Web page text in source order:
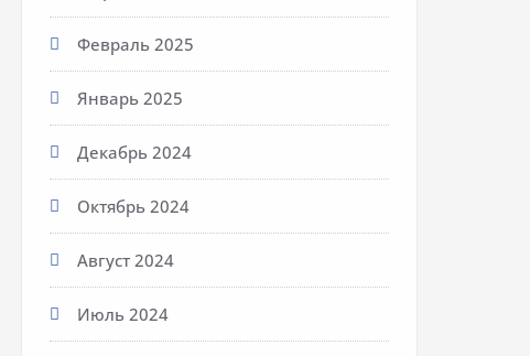
Февраль 2025
Январь 2025
Декабрь 2024
Октябрь 2024
Август 2024
Июль 2024